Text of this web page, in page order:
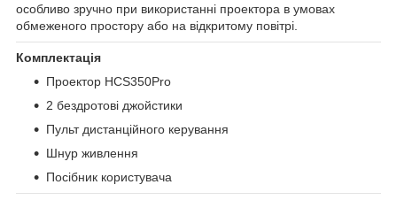
особливо зручно при використанні проектора в умовах
обмеженого простору або на відкритому повітрі.
Комплектація
Проектор HCS350Pro
2 бездротові джойстики
Пульт дистанційного керування
Шнур живлення
Посібник користувача